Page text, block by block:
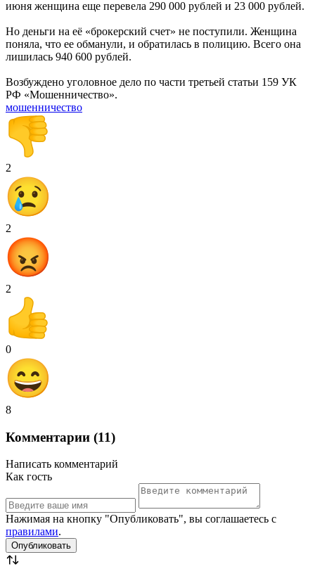
июня женщина еще перевела 290 000 рублей и 23 000 рублей.
Но деньги на её «брокерский счет» не поступили. Женщина
поняла, что ее обманули, и обратилась в полицию. Всего она
лишилась 940 600 рублей.
Возбуждено уголовное дело по части третьей статьи 159 УК
РФ «Мошенничество».
мошенничество
2
2
2
0
8
Комментарии (11)
Написать комментарий
Как гость
Нажимая на кнопку "Опубликовать", вы соглашаетесь с
правилами.